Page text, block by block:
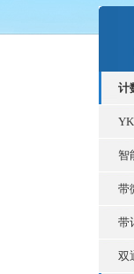
计
智
带
带
双